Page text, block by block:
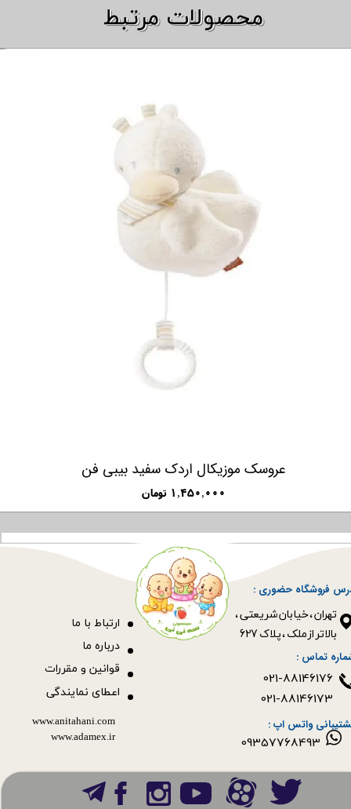
عروسک موزیکال اردک سفید بیبی فن
۱,۴۵۰,۰۰۰ تومان
​​محصولات مرتبط
فروشگاه حضوری :
​​​​​​​تهران ، خیابان شریعتی ،
بالاتر از ملک ، پلاک 627​​​​​​​
قوانین و مقررات
ارتباط با ما
09357768493
درباره ما
اعطای نمایندگی
www.anitahani.com
www.ada​​​​​​​mex.ir
تماس :
واتس اپ :